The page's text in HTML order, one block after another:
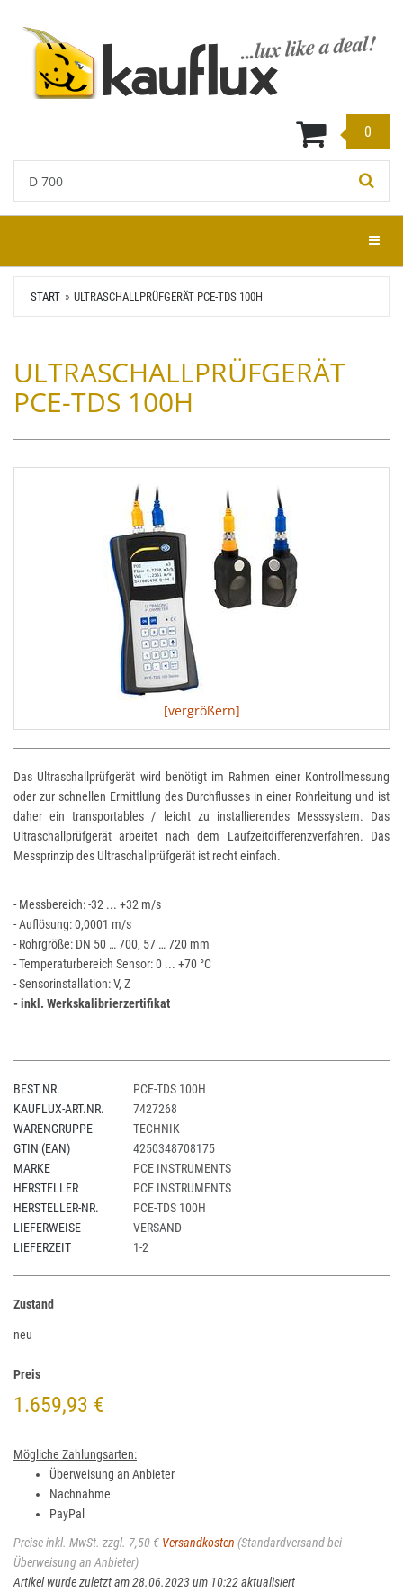
Hauptinhalt
springen
0
Menü
START ULTRASCHALLPRÜFGERÄT PCE-TDS 100H
ULTRASCHALLPRÜFGERÄT
PCE-TDS 100H
[vergrößern]
Das Ultraschallprüfgerät wird benötigt im Rahmen einer Kontrollmessung
oder zur schnellen Ermittlung des Durchflusses in einer Rohrleitung und ist
daher ein transportables / leicht zu installierendes Messsystem. Das
Ultraschallprüfgerät arbeitet nach dem Laufzeitdifferenzverfahren. Das
Messprinzip des Ultraschallprüfgerät ist recht einfach.
- Messbereich:-32 ... +32 m/s
- Auflösung: 0,0001 m/s
- Rohrgröße: DN 50 … 700, 57 … 720 mm
- Temperaturbereich Sensor: 0 ... +70 °C
- Sensorinstallation: V, Z
- inkl. Werkskalibrierzertifikat
BEST.NR.
PCE-TDS 100H
KAUFLUX-ART.NR.
7427268
WARENGRUPPE
TECHNIK
GTIN (EAN)
4250348708175
MARKE
PCE INSTRUMENTS
HERSTELLER
PCE INSTRUMENTS
HERSTELLER-NR.
PCE-TDS 100H
LIEFERWEISE
VERSAND
LIEFERZEIT
1-2
Zustand
neu
Preis
1.659,93 €
Mögliche Zahlungsarten:
Überweisung an Anbieter
Nachnahme
PayPal
Preise inkl. MwSt. zzgl. 7,50 € Versandkosten (Standardversand bei
Überweisung an Anbieter)
Artikel wurde zuletzt am 28.06.2023 um 10:22 aktualisiert